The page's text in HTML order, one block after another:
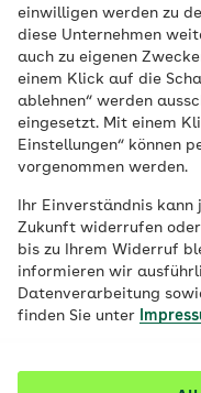
einwilligen werden zu
diese Unternehmen
auch zu eigenen
einem Klick auf die
ablehnen“ werden
eingesetzt. Mit einem
Einstellungen“ können
vorgenommen werden.
Ihr Einverständnis
Zukunft widerrufen
bis zu Ihrem Widerruf
informieren wir
Datenverarbeitung
finden Sie unter
Veröffentlicht am:
09.06.2021
9 Minuten Lesedauer
Es gibt viele
messen: im Ohr,
Welche
Erwachsenen
liefert und ab
von Fieber